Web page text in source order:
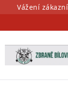
PřejítVážení